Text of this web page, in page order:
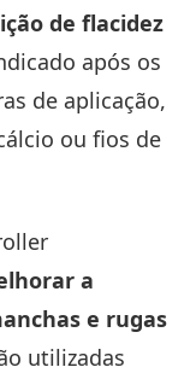
de flacidez
após os
de aplicação,
ou fios de
a
e rugas
utilizadas